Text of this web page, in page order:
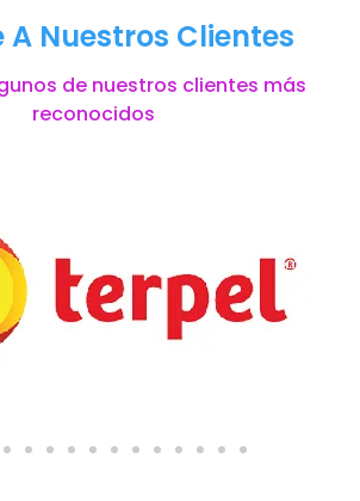
A Nuestros Clientes
de nuestros clientes más
reconocidos